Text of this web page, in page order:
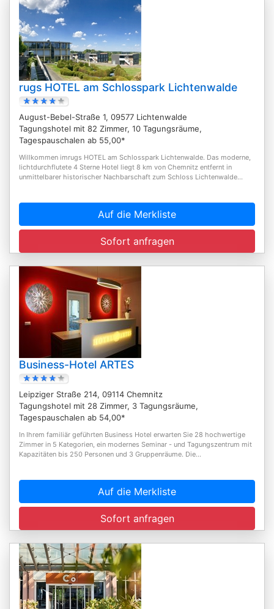
rugs HOTEL am Schlosspark Lichtenwalde
August-Bebel-Straße 1, 09577 Lichtenwalde
Tagungshotel mit 82 Zimmer, 10 Tagungsräume,
Tagespauschalen ab 55,00*
Willkommen imrugs HOTEL am Schlosspark Lichtenwalde. Das moderne,
lichtdurchflutete 4 Sterne Hotel liegt 8 km von Chemnitz entfernt in
unmittelbarer historischer Nachbarschaft zum Schloss Lichtenwalde...
Auf die Merkliste
Sofort anfragen
Business-Hotel ARTES
Leipziger Straße 214, 09114 Chemnitz
Tagungshotel mit 28 Zimmer, 3 Tagungsräume,
Tagespauschalen ab 54,00*
In Ihrem familiär geführten Business Hotel erwarten Sie 28 hochwertige
Zimmer in 5 Kategorien, ein modernes Seminar - und Tagungszentrum mit
Kapazitäten bis 250 Personen und 3 Gruppenräume. Die...
Auf die Merkliste
Sofort anfragen